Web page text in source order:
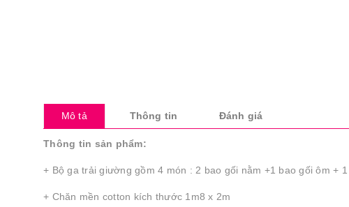
Mô tả Thông tin Đánh giá
Thông tin sản phẩm:
+ Bộ ga trải giường gồm 4 món : 2 bao gối nằm +1 bao gối ôm +
+ Chăn mền cotton kích thước 1m8 x 2m